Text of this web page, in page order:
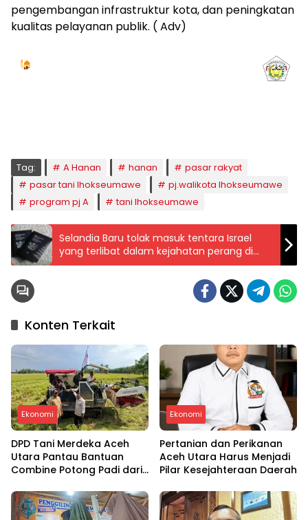
pengembangan infrastruktur kota, dan peningkatan
kualitas pelayanan publik. ( Adv)
Tag: A Hanan hanan
pasar rakyat
pasar tani lhokseumawe
pj.walikota lhokseumawe
program pj A
tani lhokseumawe
Selandia Baru tolak masuk tentara Israel
yang terlibat dalam kejahatan perang di
Gaza
Konten Terkait
Ekonomi
DPD Tani Merdeka Aceh
Utara Pantau Bantuan
Combine Potong Padi dari
Ekonomi
Pertanian dan Perikanan
Aceh Utara Harus Menjadi
Pilar Kesejahteraan Daerah